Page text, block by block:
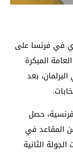
في فرنسا على
المبكرة
176 مقعدا في البرلمان، بعد
حصل
عدد من المقاعد في
الثانية